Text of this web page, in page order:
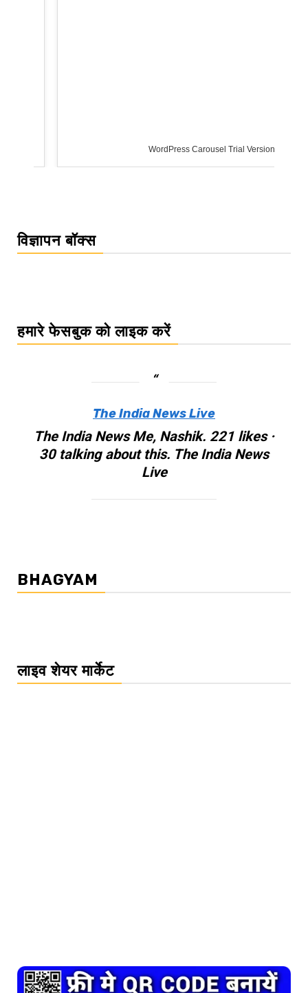
WordPress Carousel Trial Version
विज्ञापन बॉक्स
हमारे फेसबुक को लाइक करें
The India News Live
The India News Me, Nashik. 221 likes ·
30 talking about this. The India News
Live
BHAGYAM
लाइव शेयर मार्केट